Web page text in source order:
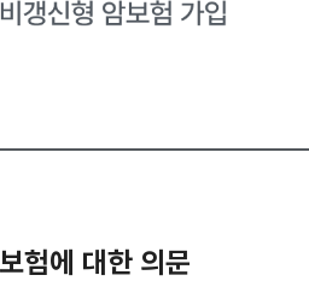
험에 대한 의문